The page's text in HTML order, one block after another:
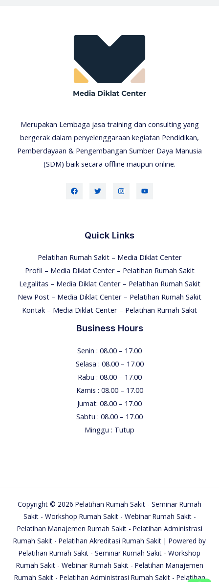
Merupakan Lembaga jasa training dan consulting yang
bergerak dalam penyelenggaraan kegiatan Pendidikan,
Pemberdayaan & Pengembangan Sumber Daya Manusia
(SDM) baik secara offline maupun online.
Quick Links
Pelatihan Rumah Sakit – Media Diklat Center
Profil – Media Diklat Center – Pelatihan Rumah Sakit
Legalitas – Media Diklat Center – Pelatihan Rumah Sakit
New Post – Media Diklat Center – Pelatihan Rumah Sakit
Kontak – Media Diklat Center – Pelatihan Rumah Sakit
Business Hours
Senin : 08.00 – 17.00
Selasa : 08.00 – 17.00
Rabu : 08.00 – 17.00
Kamis : 08.00 – 17.00
Jumat: 08.00 – 17.00
Sabtu : 08.00 – 17.00
Minggu : Tutup
Copyright © 2026 Pelatihan Rumah Sakit - Seminar Rumah
Sakit - Workshop Rumah Sakit - Webinar Rumah Sakit -
Pelatihan Manajemen Rumah Sakit - Pelatihan Administrasi
Rumah Sakit - Pelatihan Akreditasi Rumah Sakit | Powered by
Pelatihan Rumah Sakit - Seminar Rumah Sakit - Workshop
Rumah Sakit - Webinar Rumah Sakit - Pelatihan Manajemen
Rumah Sakit - Pelatihan Administrasi Rumah Sakit - Pelatihan